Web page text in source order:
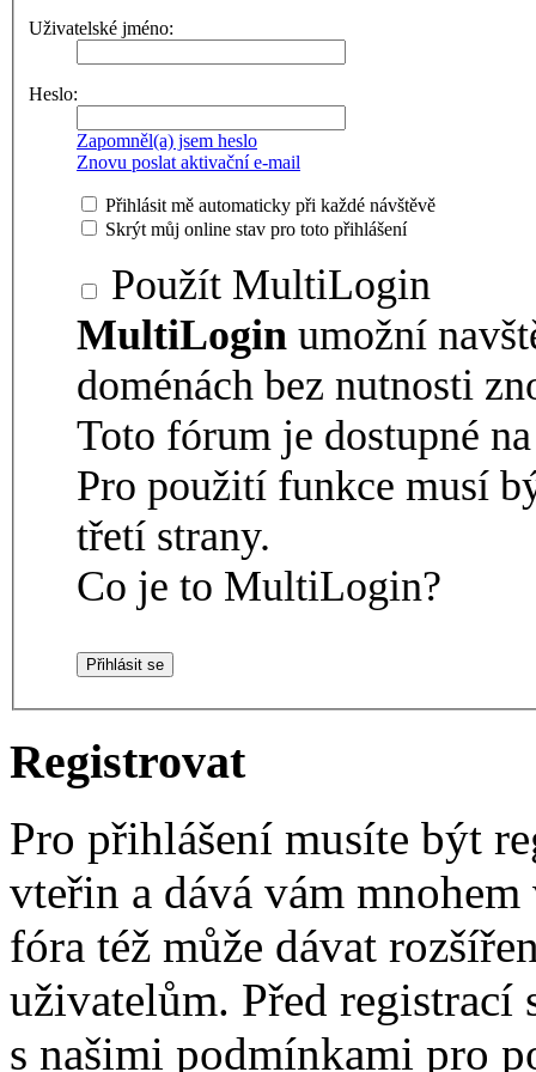
Uživatelské jméno:
Heslo:
Zapomněl(a) jsem heslo
Znovu poslat aktivační e-mail
Přihlásit mě automaticky při každé návštěvě
Skrýt můj online stav pro toto přihlášení
Použít MultiLogin
MultiLogin umožní
doménách bez nutnosti
Toto fórum je dostupné
Pro použití funkce musí
třetí strany.
Co je to MultiLogin?
Registrovat
Pro přihlášení musíte být
vteřin a dává vám
fóra též může dávat
uživatelům. Před registrací
s našimi podmínkami pro